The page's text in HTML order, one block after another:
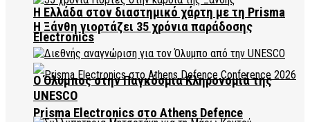
Η Ελλάδα στον διαστημικό χάρτη με τη Prisma
Electronics
Prisma Electronics στο Athens Defence
Η Ξάνθη γιορτάζει 35 χρόνια παράδοσης
Ο Όλυμπος στην Παγκόσμια Κληρονομιά της
UNESCO